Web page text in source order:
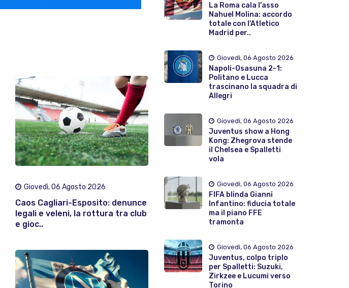
Giovedì, 06 Agosto 2026
Caos Cagliari-Esposito: denunce
legali e veleni, la rottura tra club
e gioc..
La Roma cala l'asso
Nahuel Molina: accordo
totale con l'Atletico
Madrid per..
Giovedì, 06 Agosto 2026
Napoli-Osasuna 2-1:
Politano e Lucca
trascinano la squadra di
Allegri
Giovedì, 06 Agosto 2026
Juventus show a Hong
Kong: Zhegrova stende
il Chelsea e Spalletti
vola
Giovedì, 06 Agosto 2026
FIFA blinda Gianni
Infantino: fiducia totale
ma il piano FFE
tramonta
Giovedì, 06 Agosto 2026
Juventus, colpo triplo
per Spalletti: Suzuki,
Zirkzee e Lucumi verso
Torino